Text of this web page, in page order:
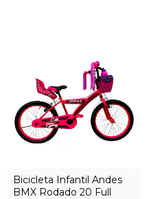
Bicicleta Infantil Andes
BMX Rodado 20 Full